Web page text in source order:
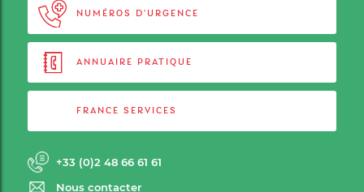
NUMÉROS D'URGENCE
ANNUAIRE PRATIQUE
FRANCE SERVICES
+33 (0)2 48 66 61 61
Nous contacter